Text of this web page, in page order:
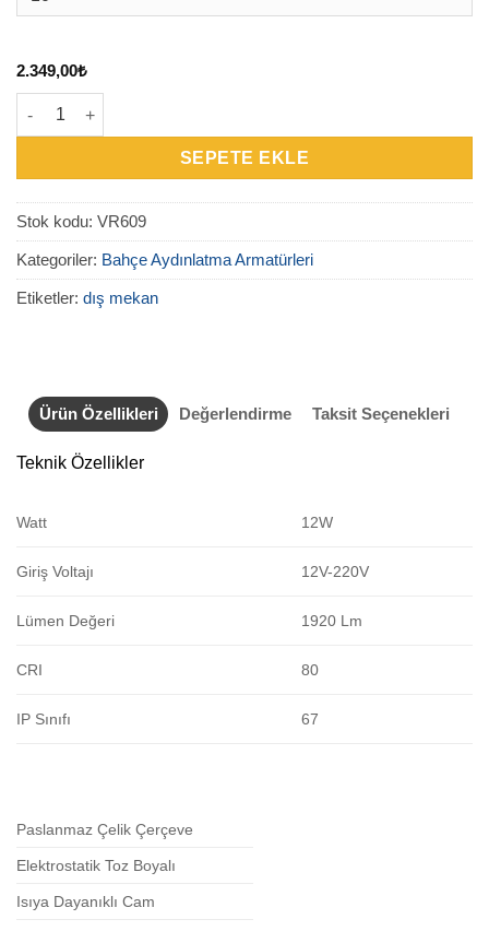
2.349,00₺
VR609 - LED Dış Mekan Bahçe Armatürü 12W adet
SEPETE EKLE
Stok kodu: VR609
Kategoriler: Bahçe Aydınlatma Armatürleri
Etiketler: dış mekan
Ürün Özellikleri Değerlendirme Taksit Seçenekleri
Teknik Özellikler
Watt 12W
Giriş Voltajı 12V-220V
Lümen Değeri 1920 Lm
CRI 80
IP Sınıfı 67
Paslanmaz Çelik Çerçeve
Elektrostatik Toz Boyalı
Isıya Dayanıklı Cam